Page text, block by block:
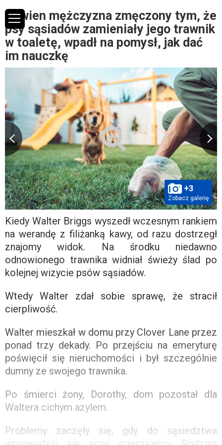
Pewien mężczyzna zmęczony tym, że
psy sąsiadów zamieniały jego trawnik
w toaletę, wpadł na pomysł, jak dać
im nauczkę
+3
Zobacz galerię
Kiedy Walter Briggs wyszedł wczesnym rankiem
na werandę z filiżanką kawy, od razu dostrzegł
znajomy widok. Na środku niedawno
odnowionego trawnika widniał świeży ślad po
kolejnej wizycie psów sąsiadów.
Wtedy Walter zdał sobie sprawę, że stracił
cierpliwość.
Walter mieszkał w domu przy Clover Lane przez
ponad trzy dekady. Po przejściu na emeryturę
poświęcił się nieruchomości i był szczególnie
dumny ze swojego trawnika.
Po śmierci żony, Dorothy, dom pozostał dla
Waltera cichym azylem.
Problemy zaczęły się, gdy do sąsiedztwa